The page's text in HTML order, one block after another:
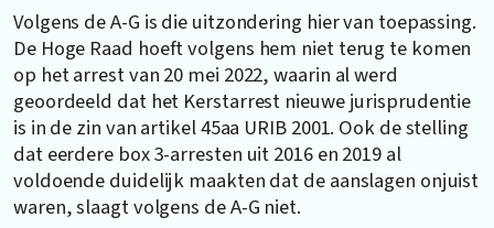
Volgens de A-G is die uitzondering hier van toepassing.
De Hoge Raad hoeft volgens hem niet terug te komen
op het arrest van 20 mei 2022, waarin al werd
geoordeeld dat het Kerstarrest nieuwe jurisprudentie
is in de zin van artikel 45aa URIB 2001. Ook de stelling
dat eerdere box 3-arresten uit 2016 en 2019 al
voldoende duidelijk maakten dat de aanslagen onjuist
waren, slaagt volgens de A-G niet.